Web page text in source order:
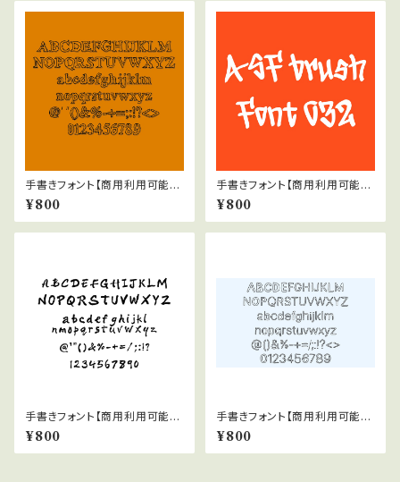
手書きフォント【商用利用可能】0
47
¥800
手書きフォント【商用利用可能】0
32
¥800
手書きフォント【商用利用可能】0
29
¥800
手書きフォント【商用利用可能】0
38
¥800